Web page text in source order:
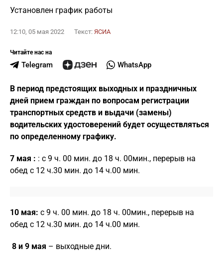
Установлен график работы
12:10, 05 мая 2022 Текст: ЯСИА
Читайте нас на
Telegram WhatsApp
В период предстоящих выходных и праздничных
дней прием граждан по вопросам регистрации
транспортных средств и выдачи (замены)
водительских удостоверений будет осуществляться
по определенному графику.
7 мая : : с 9 ч. 00 мин. до 18 ч. 00мин., перерыв на
обед с 12 ч.30 мин. до 14 ч.00 мин.
10 мая: с 9 ч. 00 мин. до 18 ч. 00мин., перерыв на
обед с 12 ч.30 мин. до 14 ч.00 мин.
8 и 9 мая – выходные дни.